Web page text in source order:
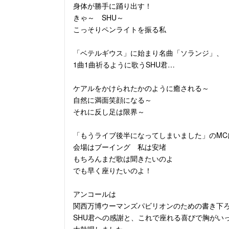
身体が勝手に踊り出す！
きゃ～ SHU～
こっそりペンライトを振る私
「ベテルギウス」に始まり名曲「ソランジ」、
1曲1曲祈るように歌うSHU君…
ケアルをかけられたかのように癒される～
自然に満面笑顔になる～
それに反し足は限界～
「もうライブ後半になってしまいました」のMC
会場はブーイング 私は安堵
もちろんまだ歌は聞きたいのよ
でも早く座りたいのよ！
アンコールは
関西万博ウーマンズパビリオンのための書き下
SHU君への感謝と、これで座れる喜びで胸がい